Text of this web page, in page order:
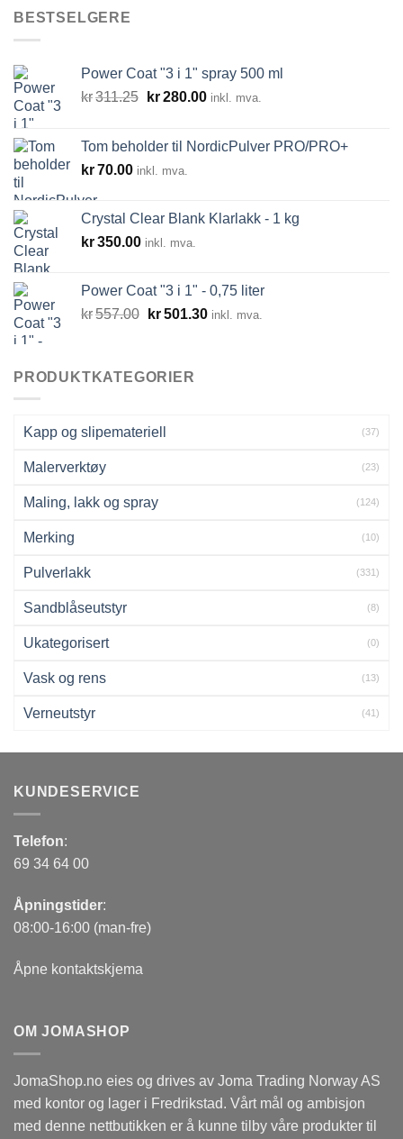
BESTSELGERE
Power Coat "3 i 1" spray 500 ml
kr311.25 Opprinnelig
kr311.25.
kr280.00Nåværende
kr280.00.
inkl. mva.
Tom beholder til NordicPulver PRO/PRO+
kr70.00 inkl. mva.
Crystal Clear Blank Klarlakk - 1 kg
kr350.00 inkl. mva.
Power Coat "3 i 1" - 0,75 liter
kr557.00 Opprinnelig
kr557.00.
kr501.30Nåværende
inkl. mva.
PRODUKTKATEGORIER
Kapp og slipemateriell (37)
Malerverktøy (23)
Maling, lakk og spray (124)
Merking (10)
Pulverlakk (331)
Sandblåseutstyr (8)
Ukategorisert (0)
Vask og rens (13)
Verneutstyr (41)
KUNDESERVICE
Telefon:
69 34 64 00
Åpningstider:
08:00-16:00 (man-fre)
Åpne kontaktskjema
OM JOMASHOP
JomaShop.no eies og drives av Joma Trading Norway AS
med kontor og lager i Fredrikstad. Vårt mål og ambisjon
med denne nettbutikken er å kunne tilby våre produkter til